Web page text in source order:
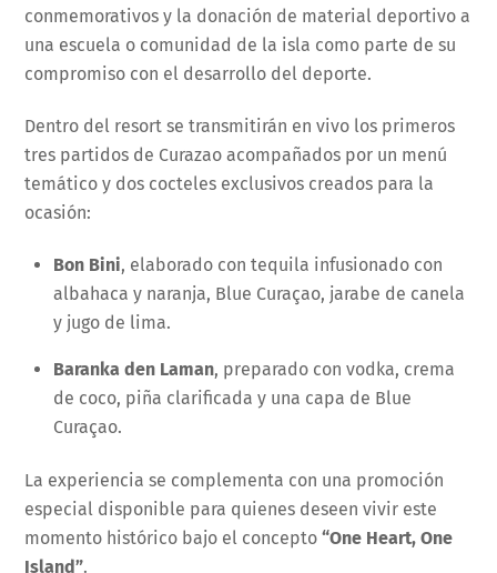
conmemorativos y la donación de material deportivo a
una escuela o comunidad de la isla como parte de su
compromiso con el desarrollo del deporte.
Dentro del resort se transmitirán en vivo los primeros
tres partidos de Curazao acompañados por un menú
temático y dos cocteles exclusivos creados para la
ocasión:
Bon Bini, elaborado con tequila infusionado con
albahaca y naranja, Blue Curaçao, jarabe de canela
y jugo de lima.
Baranka den Laman, preparado con vodka, crema
de coco, piña clarificada y una capa de Blue
Curaçao.
La experiencia se complementa con una promoción
especial disponible para quienes deseen vivir este
momento histórico bajo el concepto“One Heart, One
Island”.